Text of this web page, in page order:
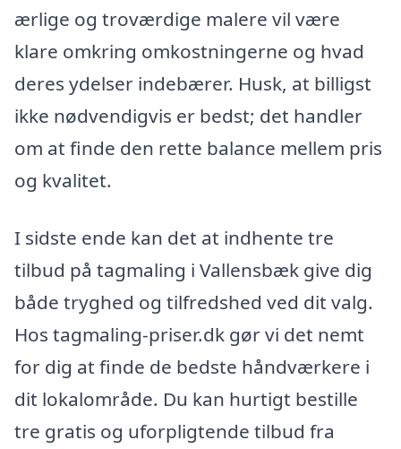
ærlige og troværdige malere vil være
klare omkring omkostningerne og hvad
deres ydelser indebærer. Husk, at billigst
ikke nødvendigvis er bedst; det handler
om at finde den rette balance mellem pris
og kvalitet.
I sidste ende kan det at indhente tre
tilbud på tagmaling i Vallensbæk give dig
både tryghed og tilfredshed ved dit valg.
Hos tagmaling-priser.dk gør vi det nemt
for dig at finde de bedste håndværkere i
dit lokalområde. Du kan hurtigt bestille
tre gratis og uforpligtende tilbud fra